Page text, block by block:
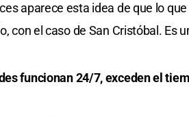
aparece esta idea de que lo
con el caso de San Cristóbal. Es
funcionan 24/7, exceden el